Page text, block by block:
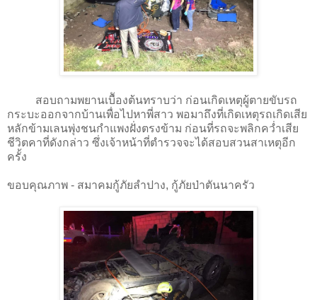
สอบถามพยานเบืัองต้นทราบว่า ก่อนเกิดเหตุผู้ตายขับรถ
กระบะออกจากบ้านเพื่อไปหาพี่สาว พอมาถึงที่เกิดเหตุรถเกิดเสีย
หลักข้ามเลนพุ่งชนกำแพงฝั่งตรงข้าม ก่อนที่รถจะพลิกคว่ำเสีย
ชีวิตคาที่ดังกล่าว ซึ่งเจ้าหน้าที่ตำรวจจะได้สอบสวนสาเหตุอีก
ครั้ง
ขอบคุณภาพ - สมาคมกู้ภัยลำปาง, กู้ภัยป่าตันนาครัว